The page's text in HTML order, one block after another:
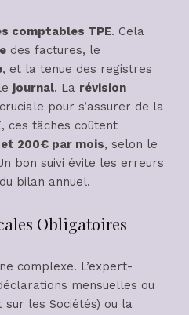
comptables TPE. Cela
des factures, le
, et la tenue des registres
journal. La révision
pour s’assurer de la
ces tâches coûtent
200€ par mois, selon le
bon suivi évite les erreurs
bilan annuel.
Obligatoires
complexe. L’expert-
mensuelles ou
sur les Sociétés) ou la